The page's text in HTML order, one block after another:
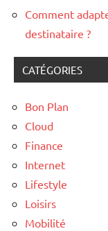
Comment
destinataire ?
CATÉGORIES
Bon Plan
Cloud
Finance
Internet
Lifestyle
Loisirs
Mobilité